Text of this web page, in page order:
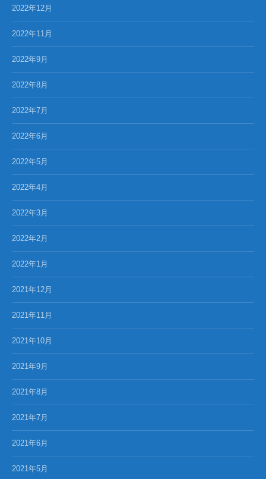
2022年12月
2022年11月
2022年9月
2022年8月
2022年7月
2022年6月
2022年5月
2022年4月
2022年3月
2022年2月
2022年1月
2021年12月
2021年11月
2021年10月
2021年9月
2021年8月
2021年7月
2021年6月
2021年5月